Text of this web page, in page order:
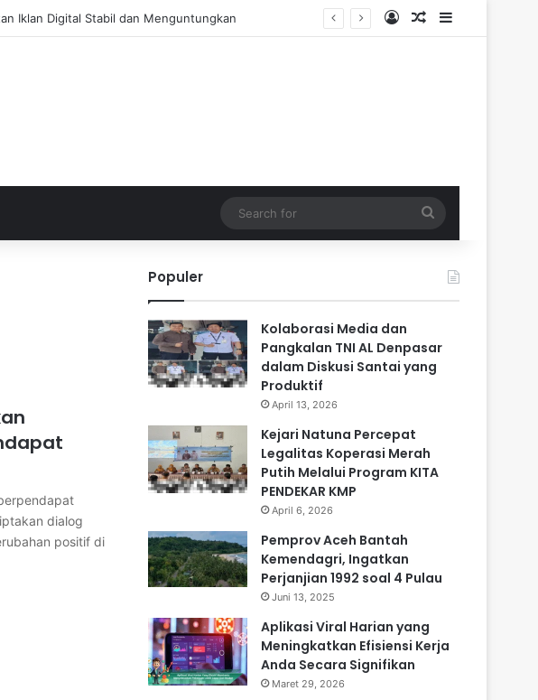
Berdasarkan Pengalaman Praktis Log InRandom Article
Sidebar
for
dialog
positif di
Populer
Kolaborasi Media dan
Pangkalan TNI AL Denpasar
dalam Diskusi Santai yang
Produktif
April 13, 2026
Kejari Natuna Percepat
Legalitas Koperasi Merah
Putih Melalui Program KITA
PENDEKAR KMP
April 6, 2026
Pemprov Aceh Bantah
Kemendagri, Ingatkan
Perjanjian 1992 soal 4 Pulau
Juni 13, 2025
Aplikasi Viral Harian yang
Meningkatkan Efisiensi Kerja
Anda Secara Signifikan
Maret 29, 2026